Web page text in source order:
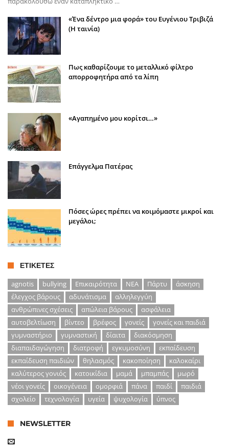
«Ένα δέντρο μια φορά» του Ευγένιου Τριβιζά
(Η ταινία)
Πως καθαρίζουμε το μεταλλικό φίλτρο
απορροφητήρα από τα λίπη
«Αγαπημένο μου κορίτσι…»
Επάγγελμα Πατέρας
Πόσες ώρες πρέπει να κοιμόμαστε μικροί και
μεγάλοι;
ΕΤΙΚΈΤΕΣ
agnotis
bullying Επικαιρότητα ΝΕΑ Πάρτυ
άσκηση
έλεγχος βάρους
αδυνάτισμα
αλληλεγγύη
ανθρώπινες σχέσεις
απώλεια βάρους
ασφάλεια
αυτοβελτίωση
βίντεο βρέφος γονείς
γονείς και παιδιά
γυμναστήριο
γυμναστική δίαιτα
διακόσμηση
διαπαιδαγώγηση
διατροφή εγκυμοσύνη
εκπαίδευση
εκπαίδευση παιδιών
θηλασμός κακοποίηση
καλοκαίρι
καλύτερος γονιός
κατοικίδια μαμά μπαμπάς
μωρό
νέοι γονείς
οικογένεια ομορφιά πάνα παιδί
παιδιά
σχολείο
τεχνολογία υγεία ψυχολογία ύπνος
NEWSLETTER